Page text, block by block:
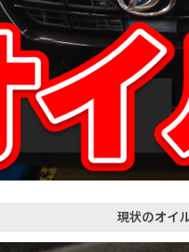
現状のオイ